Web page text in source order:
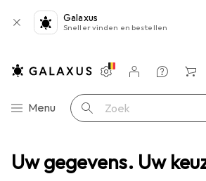
Uw gegevens. Uw
Galaxus
Sneller vinden en bestellen
Categorie navigatie
Menu Zoek op
Instellingen
Klantenaccount
Produktvergelijking
Verlanglijstje
Winkelmandje
Werkschoenen Abeba ESD-